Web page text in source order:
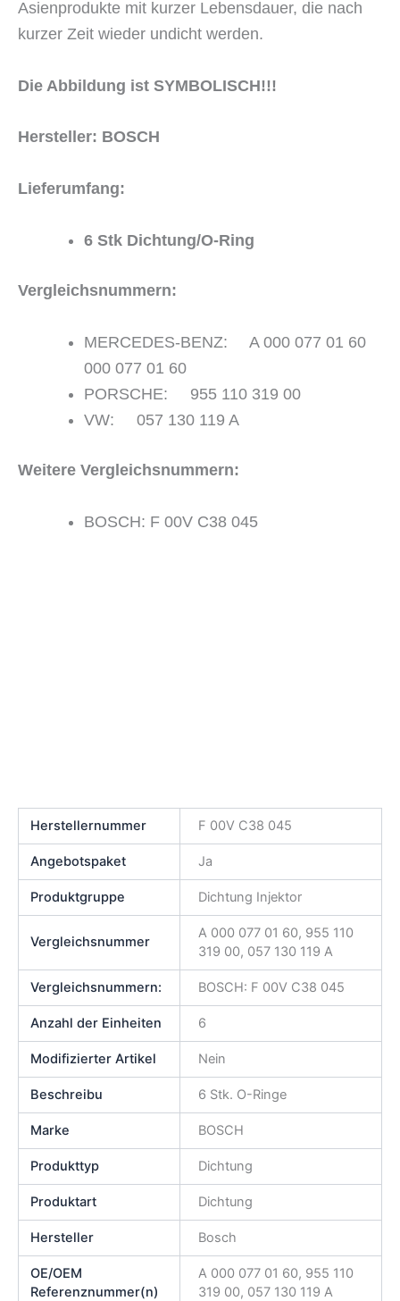
Asienprodukte mit kurzer Lebensdauer, die nach
kurzer Zeit wieder undicht werden.
Die Abbildung ist SYMBOLISCH!!!
Hersteller: BOSCH
Lieferumfang:
6 Stk Dichtung/O-Ring
Vergleichsnummern:
MERCEDES-BENZ: A 000 077 01 60
000 077 01 60
PORSCHE: 955 110 319 00
VW: 057 130 119 A
Weitere Vergleichsnummern:
BOSCH: F 00V C38 045
Herstellernummer F 00V C38 045
Angebotspaket Ja
Produktgruppe Dichtung Injektor
Vergleichsnummer
A 000 077 01 60, 955 110
319 00, 057 130 119 A
Vergleichsnummern: BOSCH: F 00V C38 045
Anzahl der Einheiten 6
Modifizierter Artikel Nein
Beschreibu 6 Stk. O-Ringe
Marke BOSCH
Produkttyp Dichtung
Produktart Dichtung
Hersteller Bosch
OE/OEM
Referenznummer(n)
A 000 077 01 60, 955 110
319 00, 057 130 119 A